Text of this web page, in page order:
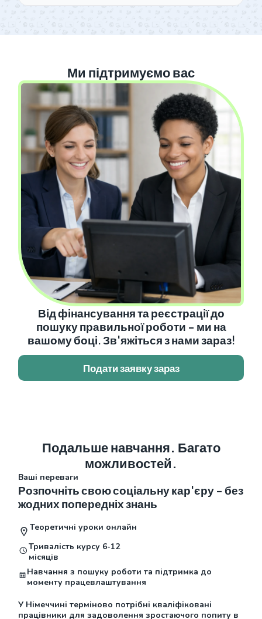
Ми підтримуємо вас
Від фінансування та реєстрації до
пошуку правильної роботи - ми на
вашому боці. Зв'яжіться з нами зараз!
Подати заявку зараз
Подальше навчання. Багато
можливостей.
Ваші переваги
Розпочніть свою соціальну кар'єру - без
жодних попередніх знань
Теоретичні уроки онлайн
Тривалість курсу 6-12
місяців
Навчання з пошуку роботи та підтримка до
моменту працевлаштування
У Німеччині терміново потрібні кваліфіковані
працівники для задоволення зростаючого попиту в